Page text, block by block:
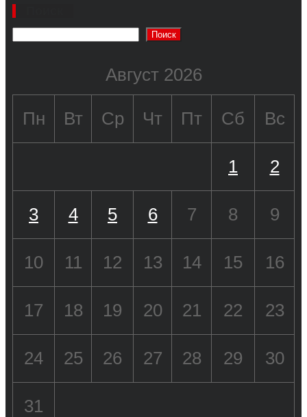
Поиск
Август 2026
Пн Вт Ср Чт Пт Сб Вс
1 2
3 4 5 6 7 8 9
10 11 12 13 14 15 16
17 18 19 20 21 22 23
24 25 26 27 28 29 30
31